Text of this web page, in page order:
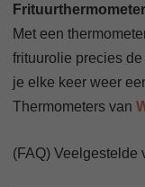
Frituurthermometer
Met een
frituurolie precies
je elke keer weer
Thermometers van
(FAQ) Veelgestelde